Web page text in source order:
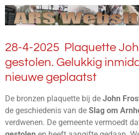
Ga
direct
de
hoofdinhoud
28-4-2025 Plaquette
gestolen. Gelukkig
nieuwe geplaatst
De bronzen plaquette bij de John
de geschiedenis van de Slag om
verdwenen. De gemeente vermoedt